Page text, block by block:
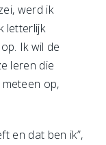
werd ik
letterlijk
Ik wil de
leren die
op,
en dat ben ik”,